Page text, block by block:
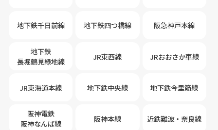
地下鉄千日前線 地下鉄四つ橋線 阪急神戸本線
地下鉄
長堀鶴見緑地線
JR東西線 JRおおさか車線
JR東海道本線 地下鉄中央線 地下鉄今里筋線
阪神電鉄
阪神なんば線
阪神本線 近鉄難波・奈良線